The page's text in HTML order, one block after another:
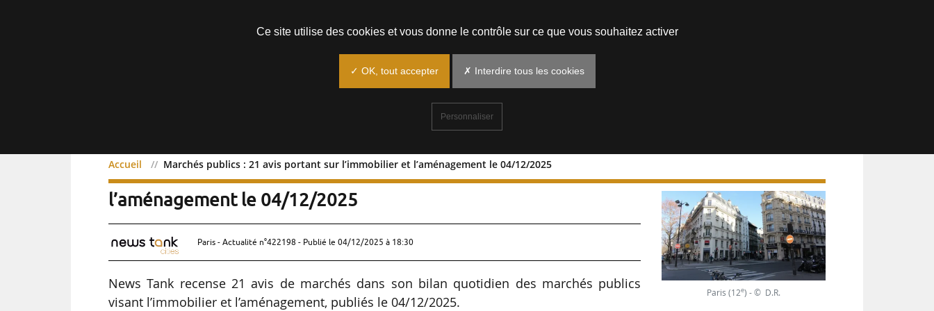
Accueil Marchés publics : 21 avis portant sur l’immobilier et l’aménagement le 04/12/2025
Marchés publics : 21 avis portant sur l’immobilier et
l’aménagement le 04/12/2025
Paris - Actualité n°422198 - Publié le 04/12/2025 à 18:30
News Tank recense 21 avis de marchés dans son bilan quotidien des marchés publics
visant l’immobilier et l’aménagement, publiés le 04/12/2025.
Paris (12e) - © D.R.
Ce site utilise des cookies et vous donne le contrôle sur ce que vous souhaitez activer
✓ OK, tout accepter ✗ Interdire tous les cookies
Personnaliser